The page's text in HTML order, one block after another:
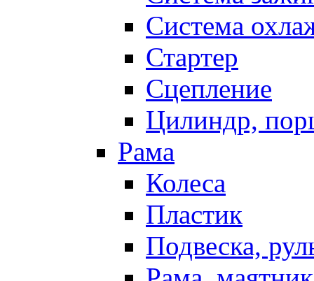
Система
Стартер
Сцепление
Цилиндр,
Рама
Колеса
Пластик
Подвеска,